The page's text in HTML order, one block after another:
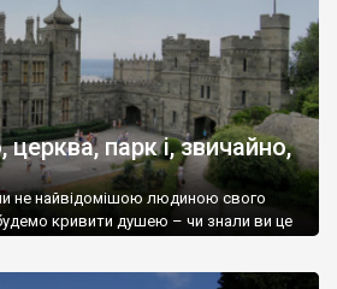
парк і, звичайно,
не найвідомішою людиною свого
кривити душею – чи знали ви це